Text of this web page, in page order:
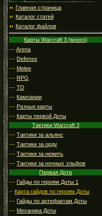
Главная страница
Каталог статей
Каталог файлов
Карты Warcraft 3 (много)
---Arena
--- Defense
--- Melee
--- RPG
--- TD
--- Кампании
--- Разные карты
--- Карты первой Доты
Тактики Warcraft 3
--- Тактики за альянс
--- Тактики за орду
--- Тактики за нежить
--- Тактики за ночных эльфов
Первая Дота
--- Гайды по героям Доты 1
-- Карта гайдов по героям Доты
--- Гайды по артефактам Доты
--- Механика Доты